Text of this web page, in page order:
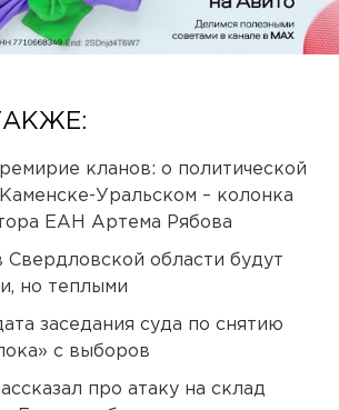
кланов: о политической
Уральском – колонка
ЕАН Артема Рябова
Свердловской области будут
но теплыми
заседания суда по снятию
с выборов
про атаку на склад